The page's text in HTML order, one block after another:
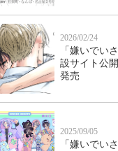
2026/02/24
「嫌いでい
設サイト公
発売
2025/09/05
「嫌いでい